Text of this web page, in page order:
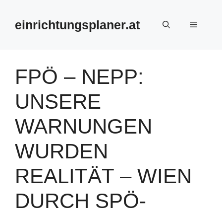
springeneinrichtungsplaner.at Menü
FPÖ – NEPP:
UNSERE
WARNUNGEN
WURDEN
REALITÄT – WIEN
DURCH SPÖ-